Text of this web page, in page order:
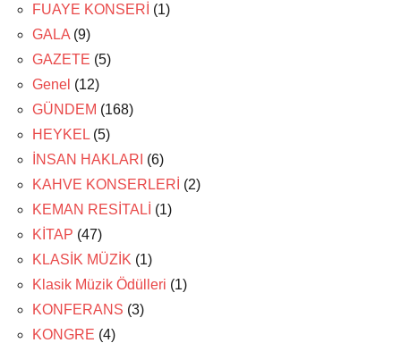
FUAYE KONSERİ (1)
GALA (9)
GAZETE (5)
Genel (12)
GÜNDEM (168)
HEYKEL (5)
İNSAN HAKLARI (6)
KAHVE KONSERLERİ (2)
KEMAN RESİTALİ (1)
KİTAP (47)
KLASİK MÜZİK (1)
Klasik Müzik Ödülleri (1)
KONFERANS (3)
KONGRE (4)